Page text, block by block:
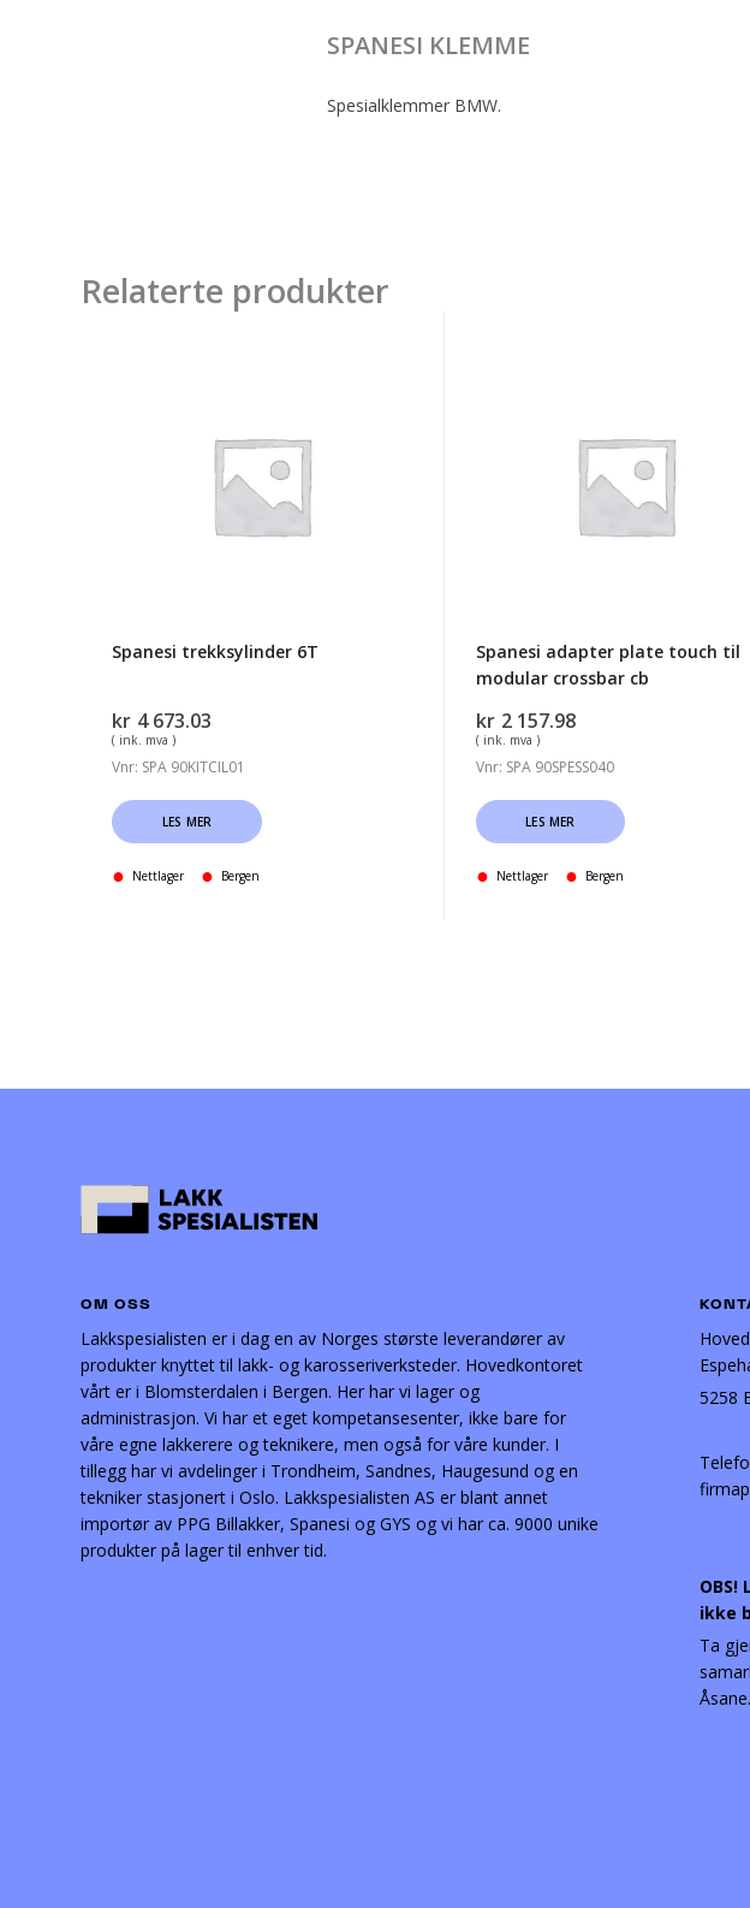
SPANESI KLEMME
Spesialklemmer BMW.
Relaterte produkter
Spanesi trekksylinder 6T
kr 4 673.03
( ink. mva )
Vnr: SPA 90KITCIL01
LES MER
Nettlager Bergen
Spanesi adapter plate touch til
modular crossbar cb
kr 2 157.98
( ink. mva )
Vnr: SPA 90SPESS040
LES MER
Nettlager Bergen
OM OSS
Lakkspesialisten er i dag en av Norges største leverandører av
produkter knyttet til lakk- og karosseriverksteder. Hovedkontoret
vårt er i Blomsterdalen i Bergen. Her har vi lager og
administrasjon. Vi har et eget kompetansesenter, ikke bare for
våre egne lakkerere og teknikere, men også for våre kunder. I
tillegg har vi avdelinger i Trondheim, Sandnes, Haugesund og en
tekniker stasjonert i Oslo. Lakkspesialisten AS er blant annet
importør av PPG Billakker, Spanesi og GYS og vi har ca. 9000 unike
produkter på lager til enhver tid.
5258
ikke
Ta